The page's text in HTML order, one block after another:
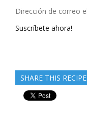
Dirección
correo
Suscríbete ahora!
SHARE THIS RECIPE